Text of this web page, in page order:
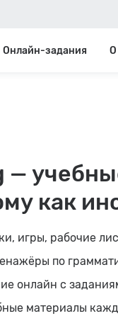
Онлайн-задания О
как
игры, рабочие
по
онлайн с
материалы